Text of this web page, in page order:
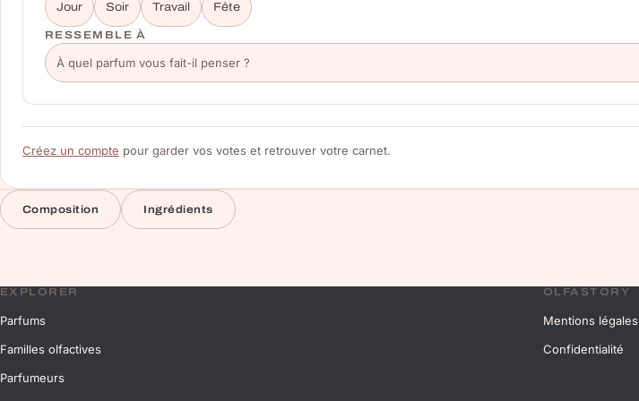
Jour Soir Travail Fête
RESSEMBLE À
Créez un compte pour garder vos votes et retrouver votre carnet.
Composition Ingrédients
EXPLORER
Parfums
Familles olfactives
Parfumeurs
OLFASTORY
Mentions légales
Confidentialité